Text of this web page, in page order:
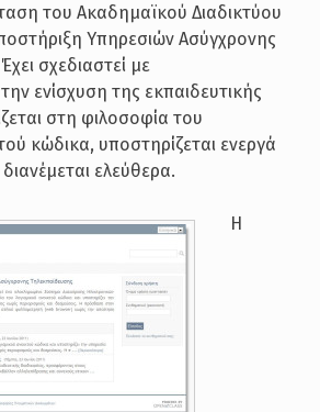
του Ακαδημαϊκού Διαδικτύου
Υπηρεσιών Ασύγχρονης
σχεδιαστεί με
ενίσχυση της εκπαιδευτικής
στη φιλοσοφία του
κώδικα, υποστηρίζεται ενεργά
ελεύθερα.
Η